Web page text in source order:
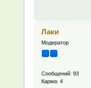
Лаки
Модератор
Сообщений: 93
Карма: 4